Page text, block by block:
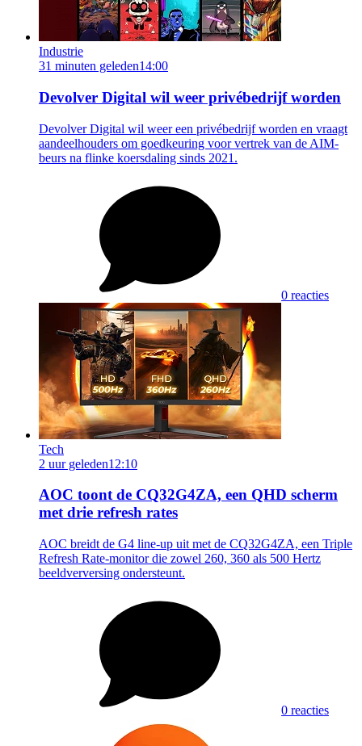
Industrie
31 minuten geleden14:00
Devolver Digital wil weer privébedrijf worden
Devolver Digital wil weer een privébedrijf worden en vraagt
aandeelhouders om goedkeuring voor vertrek van de AIM-
beurs na flinke koersdaling sinds 2021.
0 reacties
Tech
2 uur geleden12:10
AOC toont de CQ32G4ZA, een QHD scherm
met drie refresh rates
AOC breidt de G4 line-up uit met de CQ32G4ZA, een Triple
Refresh Rate-monitor die zowel 260, 360 als 500 Hertz
beeldverversing ondersteunt.
0 reacties